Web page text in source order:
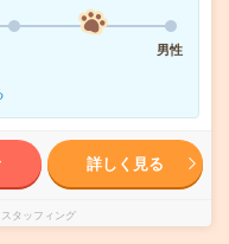
男性
詳しく見る
タッフィング